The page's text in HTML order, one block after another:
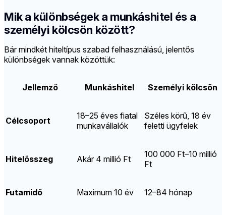
Mik a különbségek a munkáshitel és a
személyi kölcsön között?
Bár mindkét hiteltípus szabad felhasználású, jelentős
különbségek vannak közöttük:
Jellemző Munkáshitel Személyi kölcsön
Célcsoport
18–25 éves fiatal
munkavállalók
Széles körű, 18 év
feletti ügyfelek
Hitelösszeg Akár 4 millió Ft
100 000 Ft–10 millió
Ft
Futamidő Maximum 10 év 12–84 hónap